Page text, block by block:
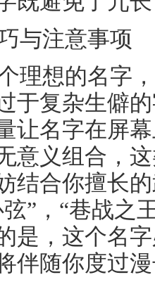
与注意事项
理想的名字
于复杂生僻
让名字在屏
意义组合，
结合你擅长
”，“巷战之
是，这个名
伴随你度过